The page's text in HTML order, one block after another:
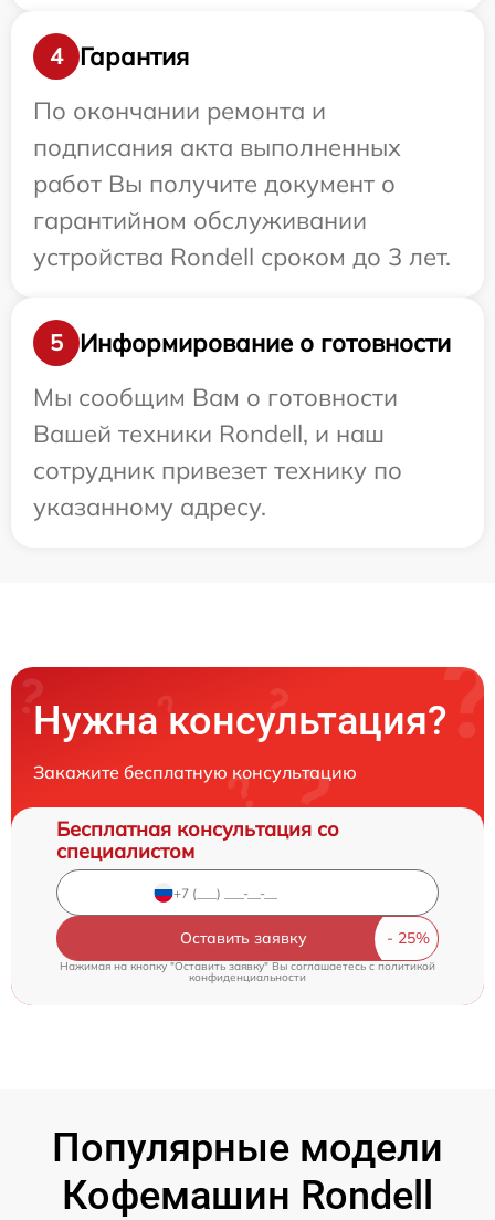
4
Гарантия
По окончании ремонта и
подписания акта выполненных
работ Вы получите документ о
гарантийном обслуживании
устройства Rondell сроком до 3 лет.
5
Информирование о готовности
Мы сообщим Вам о готовности
Вашей техники Rondell, и наш
сотрудник привезет технику по
указанному адресу.
Нужна консультация?
Закажите бесплатную консультацию
Бесплатная консультация со
специалистом
Оставить заявку
Нажимая на кнопку "Оставить заявку" Вы соглашаетесь cполитикой
конфиденциальности
Популярные модели
Кофемашин Rondell